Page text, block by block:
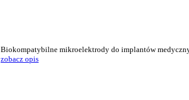
Biokompatybilne mikroelektrody do implantów
zobacz opis